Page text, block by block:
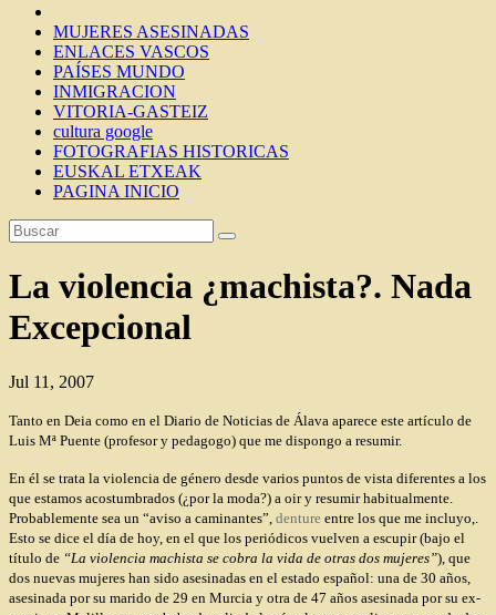
MUJERES ASESINADAS
ENLACES VASCOS
PAÍSES MUNDO
INMIGRACION
VITORIA-GASTEIZ
cultura google
FOTOGRAFIAS HISTORICAS
EUSKAL ETXEAK
PAGINA INICIO
La violencia ¿machista?. Nada
Excepcional
Jul 11, 2007
Tanto en Deia como en el Diario de Noticias de Álava aparece este artículo de
Luis Mª Puente (profesor y pedagogo) que me dispongo a resumir.
En él se trata la violencia de género desde varios puntos de vista diferentes a los
que estamos acostumbrados (¿por la moda?) a oir y resumir habitualmente.
Probablemente sea un “aviso a caminantes”, denture entre los que me incluyo,.
Esto se dice el día de hoy, en el que los periódicos vuelven a escupir (bajo el
título de “La violencia machista se cobra la vida de otras dos mujeres”), que
dos nuevas mujeres han sido asesinadas en el estado español: una de 30 años,
asesinada por su marido de 29 en Murcia y otra de 47 años asesinada por su ex-